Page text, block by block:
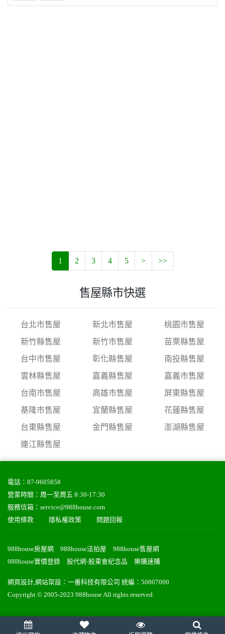
1 2 3 4 5 > >>
售屋縣市快選
台北市售屋 新北市售屋
桃園市售屋
新竹縣售屋
新竹市售屋
苗栗縣售屋
台中市售屋
彰化縣售屋
南投縣售屋
雲林縣售屋
嘉義縣售屋
嘉義市售屋
台南市售屋
高雄市售屋
屏東縣售屋
基隆市售屋
宜蘭縣售屋
花蓮縣售屋
台東縣售屋
金門縣售屋
澎湖縣售屋
連江縣售屋
電話： 07-9605858
營業時間：周一至周五 8:30-17:30
服務信箱： service@988house.com
使用條款
隱私權政策 問題回報
988house房屋網 988house法拍屋
988house售屋網
988house實價登錄
股代網-股東會紀念品 樂購速購
網頁設計 網站架設 ： 一番科技有限公司 統編：50807000
Copyright © 2005-2023 988house All rights reserved.